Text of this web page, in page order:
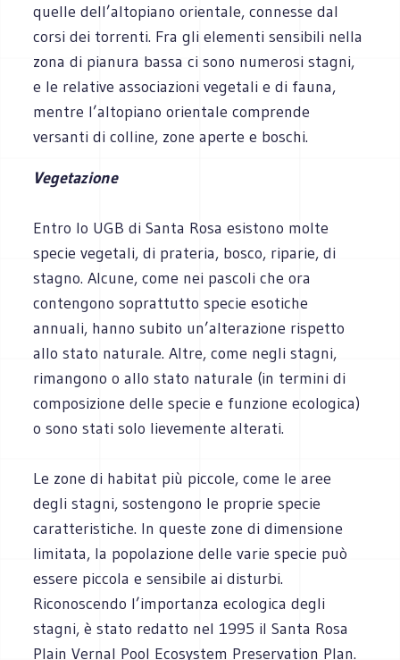
quelle dell’altopiano orientale, connesse dal
corsi dei torrenti. Fra gli elementi sensibili nella
zona di pianura bassa ci sono numerosi stagni,
e le relative associazioni vegetali e di fauna,
mentre l’altopiano orientale comprende
versanti di colline, zone aperte e boschi.
Vegetazione
Entro lo UGB di Santa Rosa esistono molte
specie vegetali, di prateria, bosco, riparie, di
stagno. Alcune, come nei pascoli che ora
contengono soprattutto specie esotiche
annuali, hanno subito un’alterazione rispetto
allo stato naturale. Altre, come negli stagni,
rimangono o allo stato naturale (in termini di
composizione delle specie e funzione ecologica)
o sono stati solo lievemente alterati.
Le zone di habitat più piccole, come le aree
degli stagni, sostengono le proprie specie
caratteristiche. In queste zone di dimensione
limitata, la popolazione delle varie specie può
essere piccola e sensibile ai disturbi.
Riconoscendo l’importanza ecologica degli
stagni, è stato redatto nel 1995 il Santa Rosa
Plain Vernal Pool Ecosystem Preservation Plan.